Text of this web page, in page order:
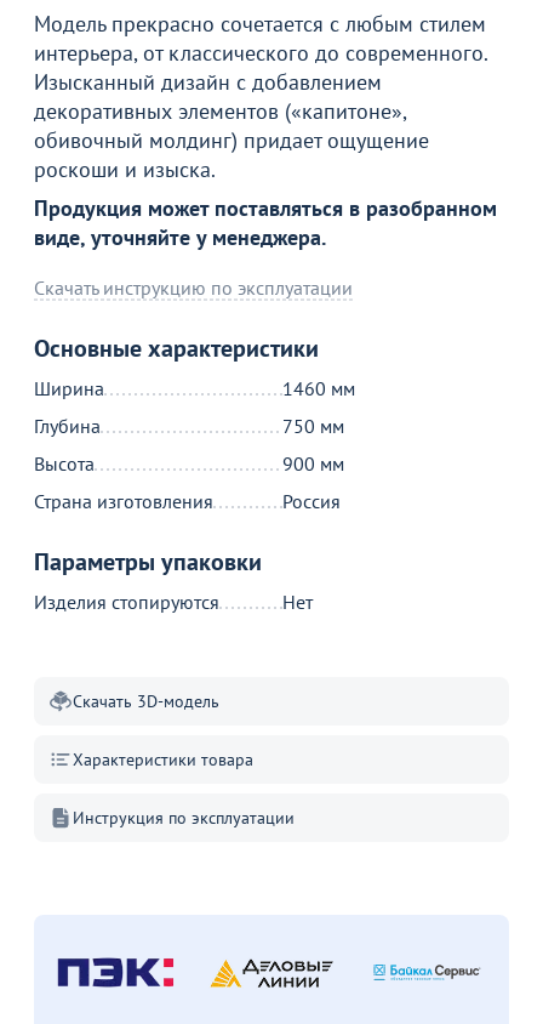
Модель прекрасно сочетается с любым стилем
интерьера, от классического до современного.
Изысканный дизайн с добавлением
декоративных элементов («капитоне»,
обивочный молдинг) придает ощущение
роскоши и изыска.
Продукция может поставляться в разобранном
виде, уточняйте у менеджера.
Скачать инструкцию по эксплуатации
Основные характеристики
Ширина
1460 мм
Глубина
750 мм
Высота
900 мм
Страна изготовления
Россия
Параметры упаковки
Изделия стопируются Нет
Скачать 3D-модель
Характеристики товара
Инструкция по эксплуатации
Товар в корзине
от 38 990 ₽
Продолжить покупки
3 590₽ от